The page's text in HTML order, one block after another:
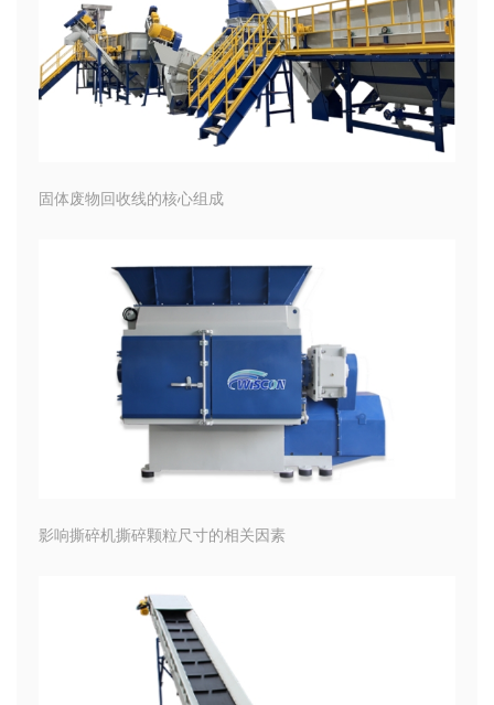
固体废物回收线的核心组成
影响撕碎机撕碎颗粒尺寸的相关因素